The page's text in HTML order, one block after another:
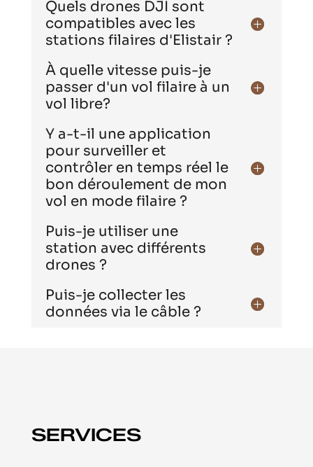
Quels drones DJI sont
compatibles avec les
stations filaires d'Elistair ?
À quelle vitesse puis-je
passer d'un vol filaire à un
vol libre?
Y a-t-il une application
pour surveiller et
contrôler en temps réel le
bon déroulement de mon
vol en mode filaire ?
Puis-je utiliser une
station avec différents
drones ?
Puis-je collecter les
données via le câble ?
SERVICES